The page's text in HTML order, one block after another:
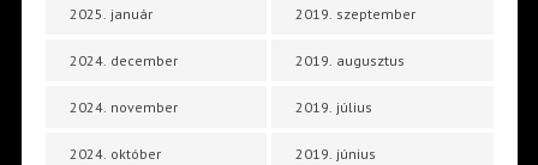
2025. január
2024. december
2024. november
2024. október
2019. szeptember
2019. augusztus
2019. július
2019. június